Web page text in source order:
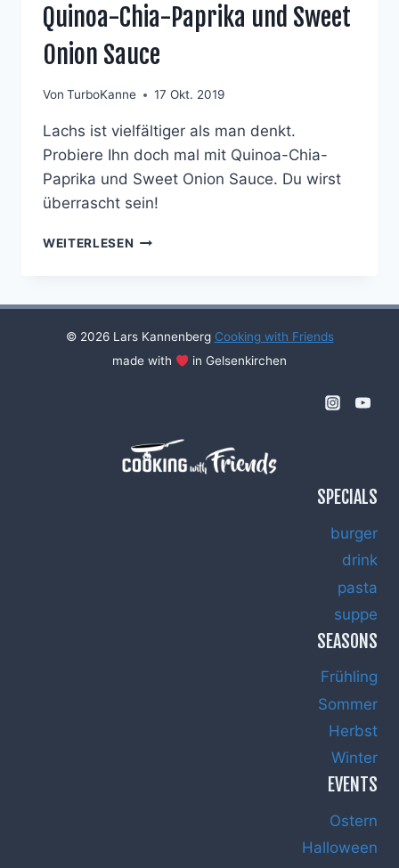
Quinoa-Chia-Paprika und Sweet
Onion Sauce
Von TurboKanne 17 Okt. 2019
Lachs ist vielfältiger als man denkt.
Probiere Ihn doch mal mit Quinoa-Chia-
Paprika und Sweet Onion Sauce. Du wirst
überrascht sein!
WEITERLESEN GEBRATENES
QUINOA-
CHIA-
UND
© 2026 Lars Kannenberg Cooking with Friends
made with
in Gelsenkirchen
SPECIALS
burger
drink
pasta
suppe
SEASONS
Frühling
Sommer
Herbst
Winter
EVENTS
Ostern
Halloween